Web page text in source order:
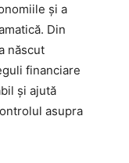
și a
Din
născut
financiare
și ajută
asupra